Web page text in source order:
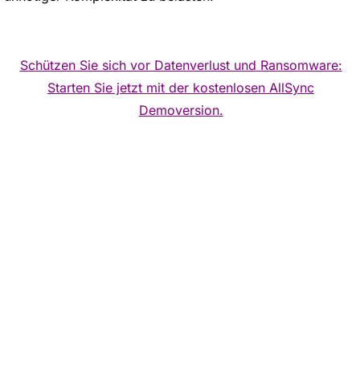
Schützen Sie sich vor Datenverlust und Ransomware:
Starten Sie jetzt mit der kostenlosen AllSync
Demoversion.